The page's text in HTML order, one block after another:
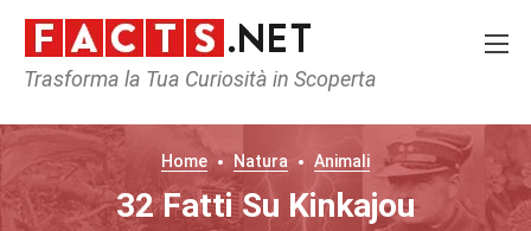
Trasforma la Tua Curiosità in Scoperta
Home Natura Animali
32 Fatti Su Kinkajou